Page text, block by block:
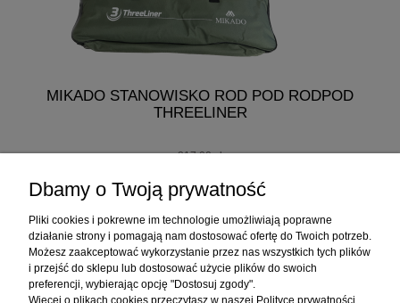
MIKADO STANOWISKO ROD POD RODPOD
THREELINER
217,00 zł
Informacje
Dbamy o Twoją prywatność
Pliki cookies i pokrewne im technologie umożliwiają poprawne
działanie strony i pomagają nam dostosować ofertę do Twoich potrzeb.
Możesz zaakceptować wykorzystanie przez nas wszystkich tych plików
i przejść do sklepu lub dostosować użycie plików do swoich
preferencji, wybierając opcję "Dostosuj zgody".
Więcej o plikach cookies przeczytasz w naszej Polityce prywatności.